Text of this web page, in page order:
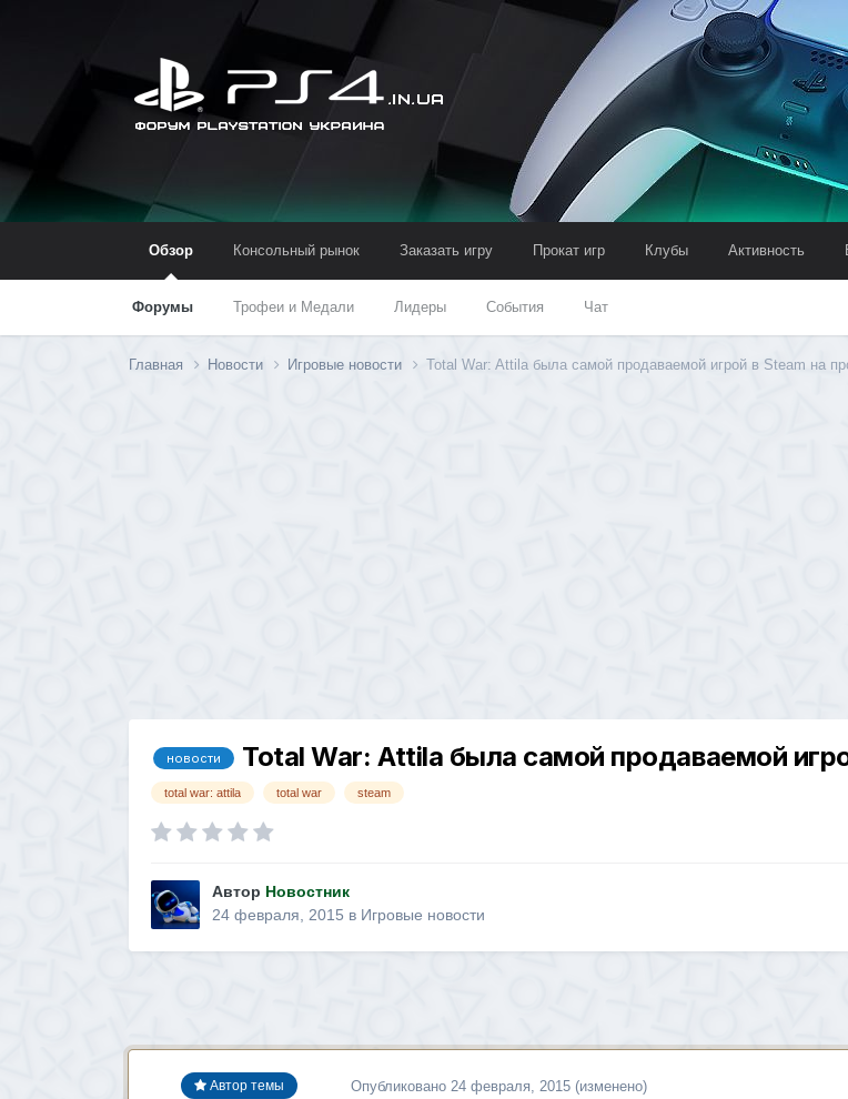
Обзор
Форумы Трофеи и Медали Лидеры События Чат
Консольный рынок Заказать игру Прокат игр Клубы Активность
Главная Новости Игровые новости Total War: Attila была самой продаваемой игрой в Steam на
новости Total War: Attila была самой продаваемой
total war: attila total war steam
Автор Новостник
24 февраля, 2015 в Игровые новости
Автор темы Опубликовано 24 февраля, 2015 (изменено)